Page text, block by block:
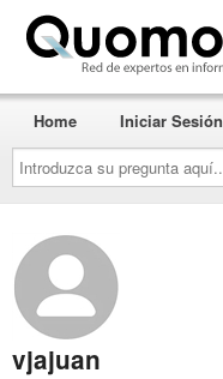
Introduzca
su
pregunta
aquí...
Home Iniciar Sesión
vjajuan